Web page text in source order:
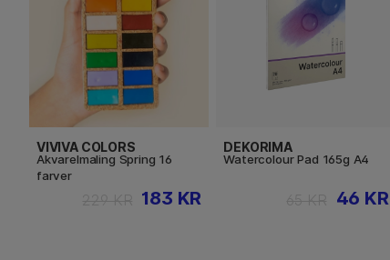
VIVIVA COLORS
Akvarelmaling Spring 16
farver
183 KR
DEKORIMA
Watercolour Pad 165g A4
46 KR